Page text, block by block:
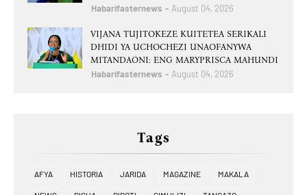
Habarifasternews August 04, 2026
VIJANA TUJITOKEZE KUITETEA SERIKALI
DHIDI YA UCHOCHEZI UNAOFANYWA
MITANDAONI: ENG MARYPRISCA MAHUNDI
Habarifasternews August 04, 2026
Tags
AFYA HISTORIA JARIDA MAGAZINE MAKALA